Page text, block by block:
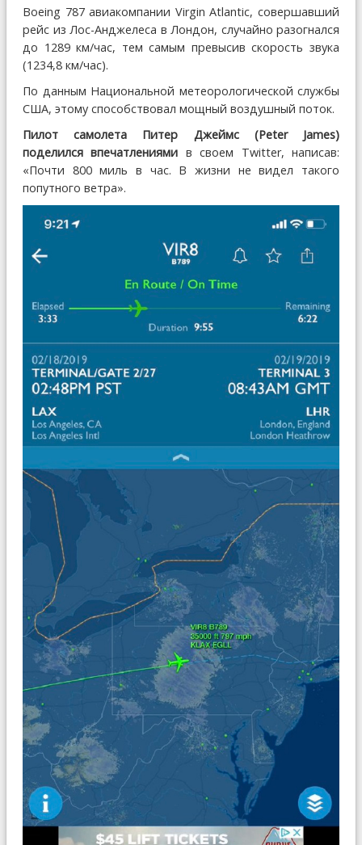
Boeing 787 авиакомпании Virgin Atlantic, совершавший
рейс из Лос-Анджелеса в Лондон, случайно разогнался
до 1289 км/час, тем самым превысив скорость звука
(1234,8 км/час).
По данным Национальной метеорологической службы
США, этому способствовал мощный воздушный поток.
Пилот самолета Питер Джеймс (Peter James)
поделился впечатлениями в своем Twitter, написав:
«Почти 800 миль в час. В жизни не видел такого
попутного ветра».